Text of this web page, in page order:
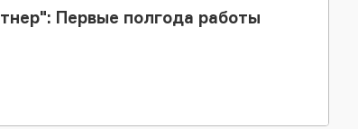
Первые полгода работы